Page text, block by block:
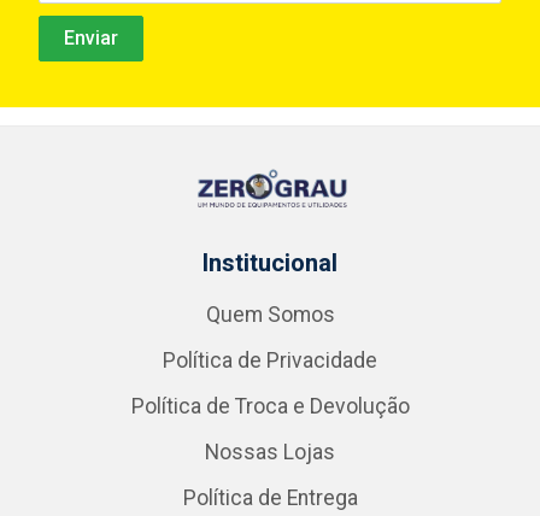
Institucional
Quem Somos
Política de Privacidade
Política de Troca e Devolução
Nossas Lojas
Política de Entrega